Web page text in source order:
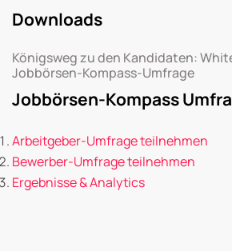
Downloads
Königsweg zu den Kandidaten:
Jobbörsen-Kompass-Umfrage
Jobbörsen-Kompass
Arbeitgeber-Umfrage teilnehmen
Bewerber-Umfrage teilnehmen
Ergebnisse & Analytics